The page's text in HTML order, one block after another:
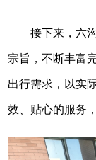
接下来，六
宗旨，不断丰富
出行需求，以实
效、贴心的服务